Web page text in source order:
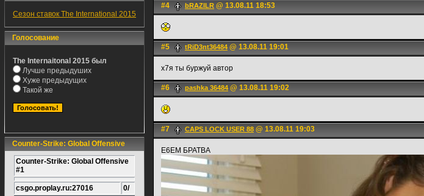
Сезон ставок The International 2015
Голосование
The Internaitonal 2015 был
Лучше предыдуших
Хуже предыдущих
Такой же
Counter-Strike: Global Offensive
Counter-Strike: Global Offensive
#1
csgo.proplay.ru:27016 0/
#4 bRAZILR @ 13.08.11 18:53
#5 tRiD3nt36484 @ 13.08.11 19:01
х7я ты буржуй автор
#6 pashka 36484 @ 13.08.11 19:02
#7 CAPS LOCK USER 88 @ 13.08.11 19:03
Е6ЕМ БРАТВА